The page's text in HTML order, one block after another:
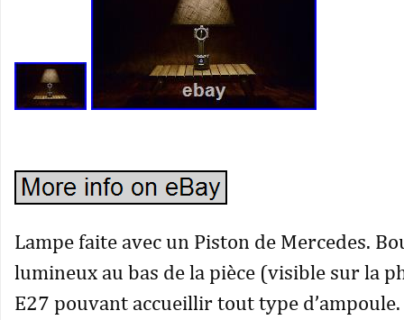
Lampe faite avec un Piston de Mercedes.
lumineux au bas de la pièce (visible sur la
E27 pouvant accueillir tout type